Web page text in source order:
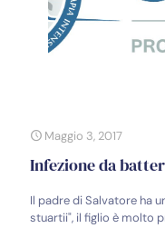
Maggio 3, 2017
Infezione da
Il padre di Salvatore ha
stuartii", il figlio è molto